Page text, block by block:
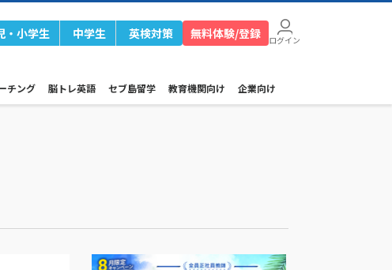
・小学生 中学生 英検対策 無料体験/登録 ログイン
チング 脳トレ英語 セブ島留学 教育機関向け 企業向け